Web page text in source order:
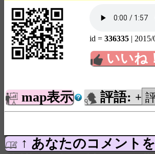
id = 336335 |
いいね
map表示 評語: +
↑ あなたのコメント